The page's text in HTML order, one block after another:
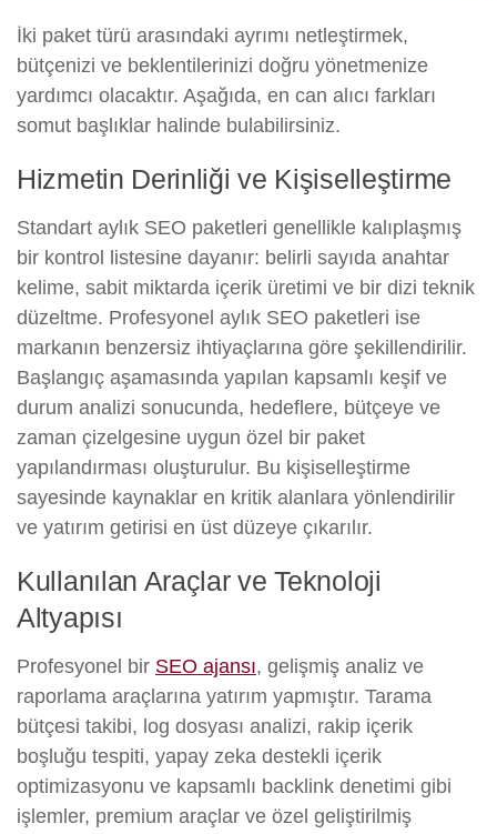
İki paket türü arasındaki ayrımı netleştirmek,
bütçenizi ve beklentilerinizi doğru yönetmenize
yardımcı olacaktır. Aşağıda, en can alıcı farkları
somut başlıklar halinde bulabilirsiniz.
Hizmetin Derinliği ve Kişiselleştirme
Standart aylık SEO paketleri genellikle kalıplaşmış
bir kontrol listesine dayanır: belirli sayıda anahtar
kelime, sabit miktarda içerik üretimi ve bir dizi teknik
düzeltme. Profesyonel aylık SEO paketleri ise
markanın benzersiz ihtiyaçlarına göre şekillendirilir.
Başlangıç aşamasında yapılan kapsamlı keşif ve
durum analizi sonucunda, hedeflere, bütçeye ve
zaman çizelgesine uygun özel bir paket
yapılandırması oluşturulur. Bu kişiselleştirme
sayesinde kaynaklar en kritik alanlara yönlendirilir
ve yatırım getirisi en üst düzeye çıkarılır.
Kullanılan Araçlar ve Teknoloji
Altyapısı
Profesyonel bir SEO ajansı, gelişmiş analiz ve
raporlama araçlarına yatırım yapmıştır. Tarama
bütçesi takibi, log dosyası analizi, rakip içerik
boşluğu tespiti, yapay zeka destekli içerik
optimizasyonu ve kapsamlı backlink denetimi gibi
işlemler, premium araçlar ve özel geliştirilmiş